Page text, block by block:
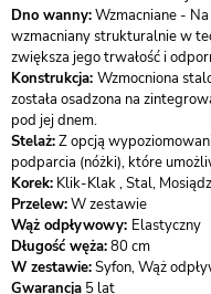
Dno wanny:Wzmacniane -
wzmacniany strukturalnie w
zwiększa jego trwałość i
Konstrukcja: Wzmocniona
została osadzona na
pod jej dnem.
Stelaż:Z opcją
podparcia (nóżki), które
Korek: Klik-Klak , Stal,
Przelew:W zestawie
Wąż odpływowy: Elastyczny
Długość węża:80 cm
W zestawie:Syfon, Wąż
Gwarancja 5 lat